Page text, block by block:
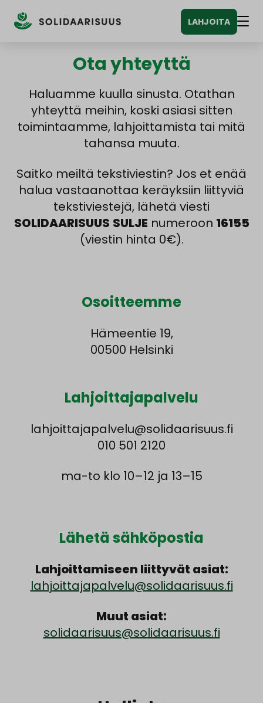
sisältöön
LAHJOITA
Ota yhteyttä
Haluamme kuulla sinusta. Otathan
yhteyttä meihin, koski asiasi sitten
toimintaamme, lahjoittamista tai mitä
tahansa muuta.
Saitko meiltä tekstiviestin? Jos et enää
halua vastaanottaa keräyksiin liittyviä
tekstiviestejä, lähetä viesti
SOLIDAARISUUS SULJE numeroon 16155
(viestin hinta 0€).
Osoit­teemme
Hämeentie 19,
00500 Helsinki
Lahjoittaja­palvelu
lahjoittajapalvelu@solidaarisuus.fi
010 501 2120
ma-to klo 10–12 ja 13–15
Lähetä sähköpostia
Lahjoittamiseen liittyvät asiat:
lahjoittajapalvelu@solidaarisuus.fi
Muut asiat:
solidaarisuus@solidaarisuus.fi